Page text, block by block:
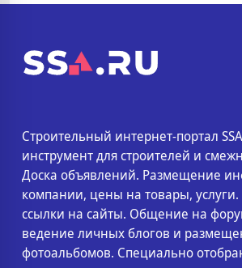
Строительный интернет-портал
инструмент для строителей и
Доска объявлений. Размещение
компании, цены на товары, услуги.
ссылки на сайты. Общение на
ведение личных блогов и
фотоальбомов. Специально